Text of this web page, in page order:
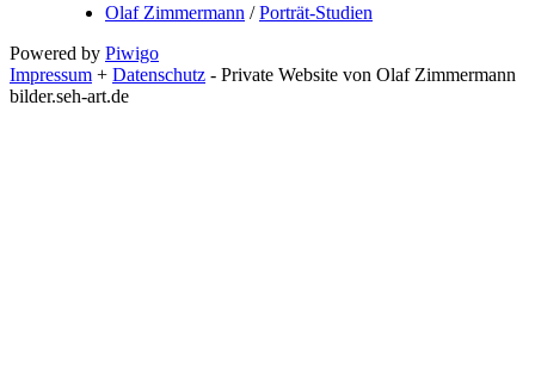
Olaf Zimmermann /Porträt-Studien
Powered by Piwigo
Impressum + Datenschutz - Private Website von Olaf Zimmermann
bilder.seh-art.de